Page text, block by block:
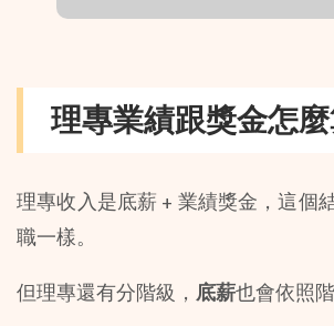
理專業績跟獎金怎麼
理專收入是底薪 + 業績獎金，這個
職一樣。
但理專還有分階級， 底薪也會依照